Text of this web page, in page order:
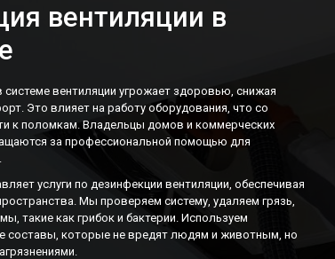
вентиляции в
системе вентиляции угрожает здоровью, снижая
Это влияет на работу оборудования, что со
к поломкам. Владельцы домов и коммерческих
за профессиональной помощью для
услуги по дезинфекции вентиляции, обеспечивая
Мы проверяем систему, удаляем грязь,
такие как грибок и бактерии. Используем
составы, которые не вредят людям и животным, но